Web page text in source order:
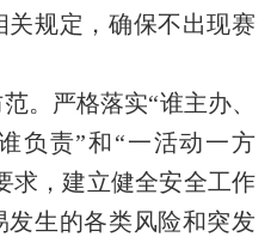
规定， 确保不出现赛
。 严格落实“谁主办、
负责”和“一活动一方
求，建立健全安全工作
生的各类风险和突发